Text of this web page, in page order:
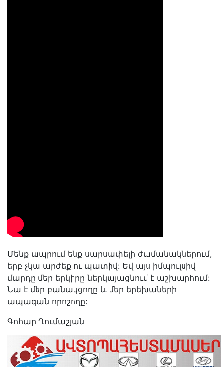
Մենք ապրում ենք սարսափելի ժամանակներում,
երբ չկա արժեք ու պատիվ: Եվ այս իմպուլսիվ
մարդը մեր երկիրը ներկայացնում է աշխարհում:
Նա է մեր բանակցողը և մեր երեխաների
ապագան որոշողը:
Գոհար Ղումաշյան